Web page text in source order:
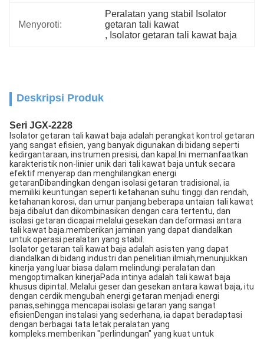
Menyoroti:
Peralatan yang stabil Isolator
getaran tali kawat
, Isolator getaran tali kawat baja
Deskripsi Produk
Seri JGX-2228
Isolator getaran tali kawat baja adalah perangkat kontrol getaran
yang sangat efisien, yang banyak digunakan di bidang seperti
kedirgantaraan, instrumen presisi, dan kapal.Ini memanfaatkan
karakteristik non-linier unik dari tali kawat baja untuk secara
efektif menyerap dan menghilangkan energi
getaranDibandingkan dengan isolasi getaran tradisional, ia
memiliki keuntungan seperti ketahanan suhu tinggi dan rendah,
ketahanan korosi, dan umur panjang.beberapa untaian tali kawat
baja dibalut dan dikombinasikan dengan cara tertentu, dan
isolasi getaran dicapai melalui gesekan dan deformasi antara
tali kawat baja.memberikan jaminan yang dapat diandalkan
untuk operasi peralatan yang stabil.
Isolator getaran tali kawat baja adalah asisten yang dapat
diandalkan di bidang industri dan penelitian ilmiah,menunjukkan
kinerja yang luar biasa dalam melindungi peralatan dan
mengoptimalkan kinerjaPada intinya adalah tali kawat baja
khusus dipintal. Melalui geser dan gesekan antara kawat baja, itu
dengan cerdik mengubah energi getaran menjadi energi
panas,sehingga mencapai isolasi getaran yang sangat
efisienDengan instalasi yang sederhana, ia dapat beradaptasi
dengan berbagai tata letak peralatan yang
kompleks.memberikan "perlindungan" yang kuat untuk